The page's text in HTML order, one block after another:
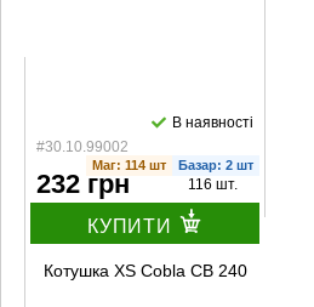
#30.10.99002
В наявності
Маг: 114 шт Базар: 2 шт
232 грн 116 шт.
КУПИТИ
Котушка XS Cobla CB 240